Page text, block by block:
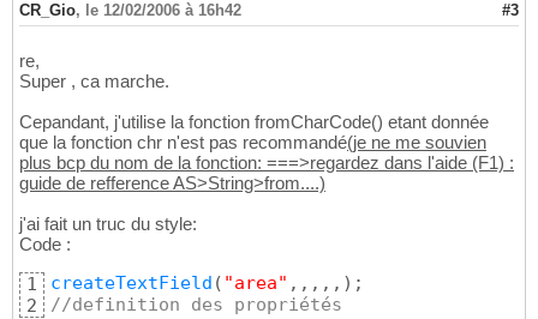
CR_Gio, le 12/02/2006 à 16h42 #3
re,
Super , ca marche.
Cepandant, j'utilise la fonction fromCharCode() etant donnée
que la fonction chr n'est pas recommandé(je ne me souvien
plus bcp du nom de la fonction: ===>regardez dans l'aide (F1) :
guide de refference AS>String>from....)
j'ai fait un truc du style:
Code :
1
2
createTextField ( "area" ,,,,, )
//definition des propriétés